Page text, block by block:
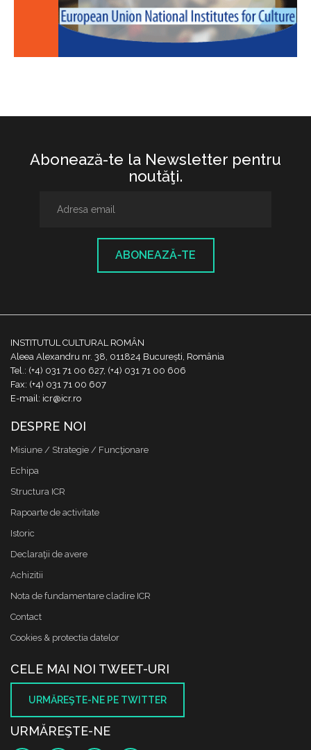
Abonează-te la Newsletter pentru
noutăţi.
ABONEAZĂ-TE
INSTITUTUL CULTURAL ROMÂN
Aleea Alexandru nr. 38, 011824 București, România
Tel.: (+4) 031 71 00 627, (+4) 031 71 00 606
Fax: (+4) 031 71 00 607
E-mail: icr@icr.ro
DESPRE NOI
Misiune / Strategie / Funcţionare
Echipa
Structura ICR
Rapoarte de activitate
Istoric
Declaraţii de avere
Achizitii
Nota de fundamentare cladire ICR
Contact
Cookies & protectia datelor
CELE MAI NOI TWEET-URI
URMĂREŞTE-NE PE TWITTER
URMĂREŞTE-NE